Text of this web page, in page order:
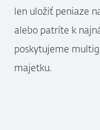
len uložiť peniaze
alebo patríte k
poskytujeme
majetku.